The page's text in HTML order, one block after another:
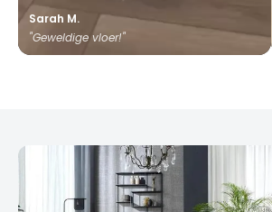
Sarah M.
"Geweldige vloer!"